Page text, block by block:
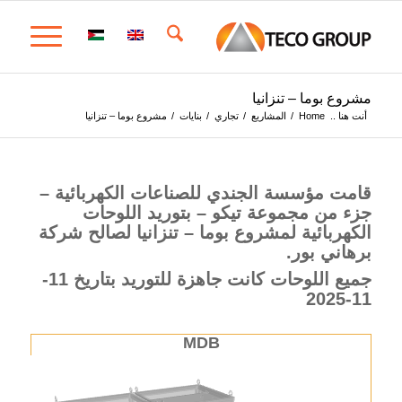
مشروع بوما – تنزانيا
أنت هنا .. Home
/ المشاريع / تجاري / بنايات / مشروع بوما – تنزانيا
قامت مؤسسة الجندي للصناعات الكهربائية –
جزء من مجموعة تيكو – بتوريد اللوحات
الكهربائية لمشروع بوما – تنزانيا لصالح شركة
برهاني بور.
جميع اللوحات كانت جاهزة للتوريد بتاريخ 11-
11-2025
MDB